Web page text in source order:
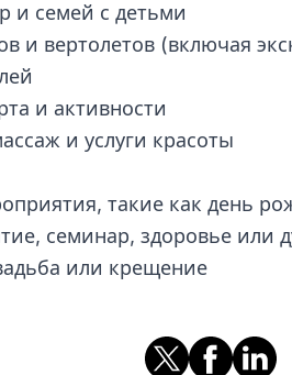
и семей с детьми
и вертолетов (включая
и активности
и услуги красоты
такие как день
семинар, здоровье или
или крещение